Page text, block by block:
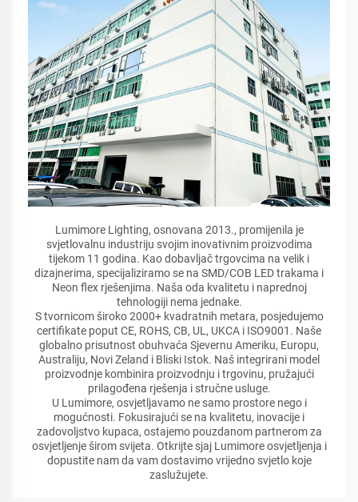
Lumimore Lighting, osnovana 2013., promijenila je
svjetlovalnu industriju svojim inovativnim proizvodima
tijekom 11 godina. Kao dobavljač trgovcima na velik i
dizajnerima, specijaliziramo se na SMD/COB LED trakama i
Neon flex rješenjima. Naša oda kvalitetu i naprednoj
tehnologiji nema jednake.
S tvornicom široko 2000+ kvadratnih metara, posjedujemo
certifikate poput CE, ROHS, CB, UL, UKCA i ISO9001. Naše
globalno prisutnost obuhvaća Sjevernu Ameriku, Europu,
Australiju, Novi Zeland i Bliski Istok. Naš integrirani model
proizvodnje kombinira proizvodnju i trgovinu, pružajući
prilagođena rješenja i stručne usluge.
U Lumimore, osvjetljavamo ne samo prostore nego i
mogućnosti. Fokusirajući se na kvalitetu, inovacije i
zadovoljstvo kupaca, ostajemo pouzdanom partnerom za
osvjetljenje širom svijeta. Otkrijte sjaj Lumimore osvjetljenja i
dopustite nam da vam dostavimo vrijedno svjetlo koje
zaslužujete.